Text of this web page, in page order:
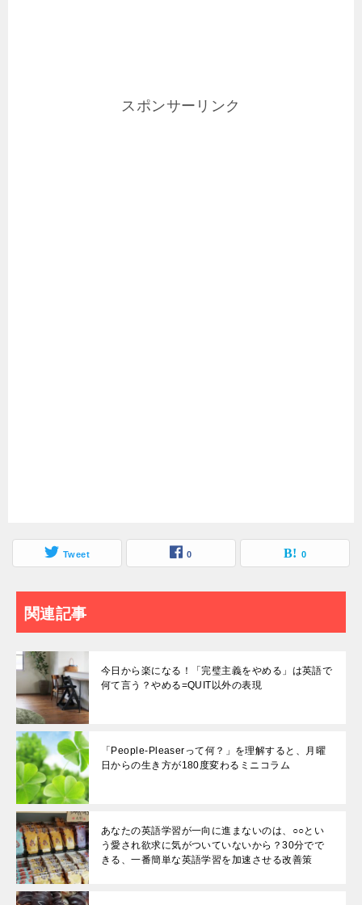
スポンサーリンク
Tweet 0 0
関連記事
今日から楽になる！「完璧主義をやめる」は英語で
何て言う？やめる=QUIT以外の表現
「People-Pleaserって何？」を理解すると、月曜
日からの生き方が180度変わるミニコラム
あなたの英語学習が一向に進まないのは、○○とい
う愛され欲求に気がついていないから？30分でで
きる、一番簡単な英語学習を加速させる改善策